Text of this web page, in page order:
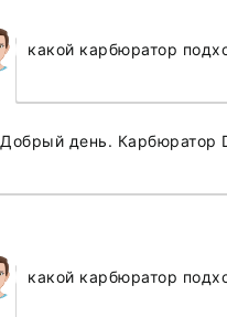
какой карбюратор
Добрый день. Карбюратор
какой карбюратор